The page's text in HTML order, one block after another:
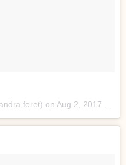
on Aug 2, 2017 at 10:49am PDT